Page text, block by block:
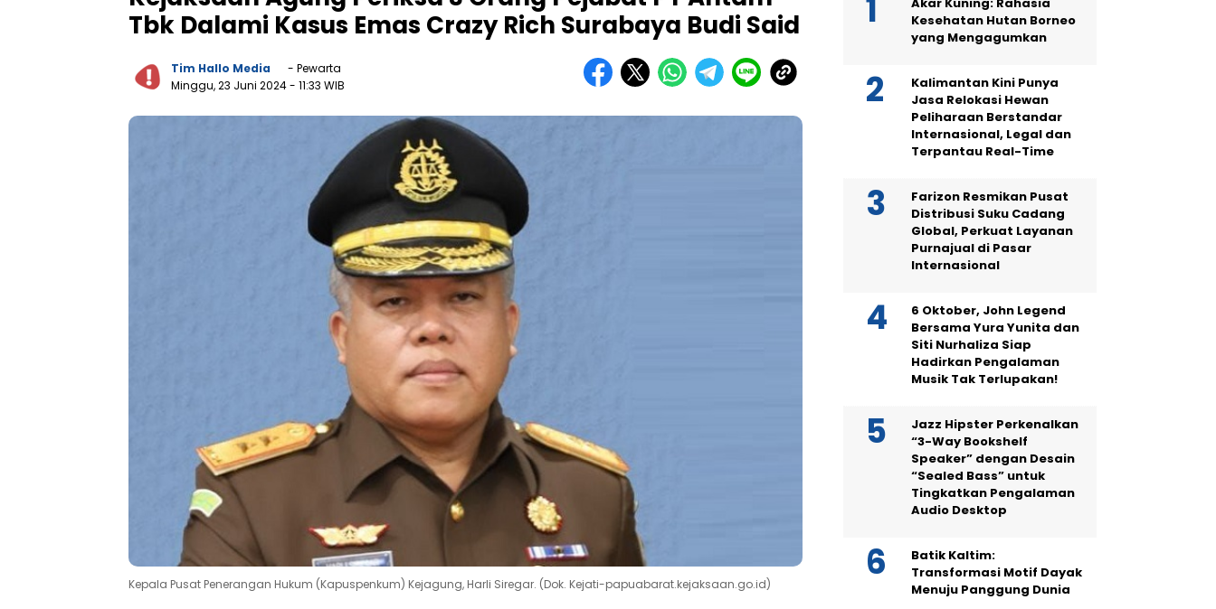
Tbk Dalami Kasus Emas Crazy Rich Surabaya Budi Said
Tim Hallo Media
- Pewarta
Minggu, 23 Juni 2024- 11:33 WIB
Kepala Pusat Penerangan Hukum (Kapuspenkum) Kejagung, Harli Siregar. (Dok. Kejati-papuabarat.kejaksaan.go.id)
Akar Kuning: Rahasia
Kesehatan Hutan Borneo
yang Mengagumkan
Kalimantan Kini Punya
Jasa Relokasi Hewan
Peliharaan Berstandar
Internasional, Legal dan
Terpantau Real-Time
Farizon Resmikan Pusat
Distribusi Suku Cadang
Global, Perkuat Layanan
Purnajual di Pasar
Internasional
6 Oktober, John Legend
Bersama Yura Yunita dan
Siti Nurhaliza Siap
Hadirkan Pengalaman
Musik Tak Terlupakan!
Jazz Hipster Perkenalkan
“3-Way Bookshelf
Speaker” dengan Desain
“Sealed Bass” untuk
Tingkatkan Pengalaman
Audio Desktop
Batik Kaltim:
Transformasi Motif Dayak
Menuju Panggung Dunia